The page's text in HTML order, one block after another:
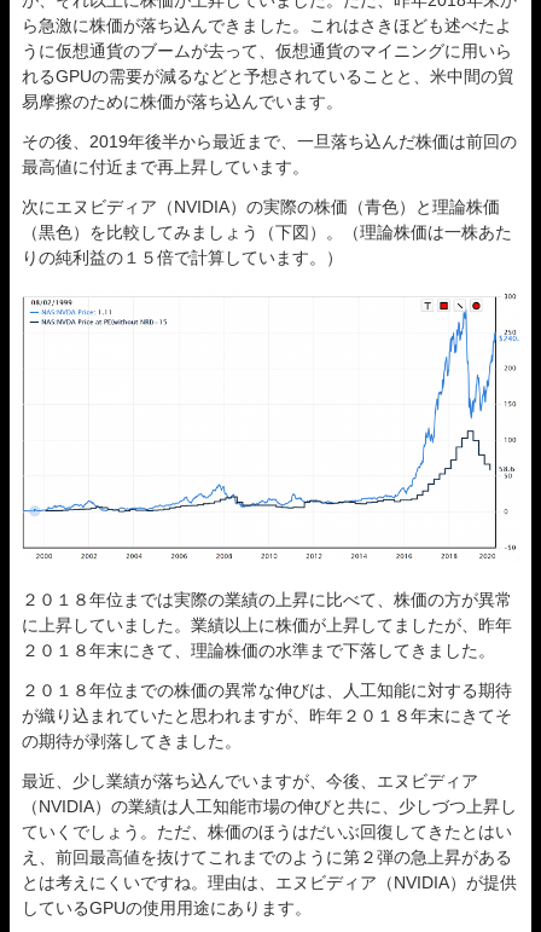
ら急激に株価が落ち込んできました。これはさきほども述べたよ
うに仮想通貨のブームが去って、仮想通貨のマイニングに用いら
れるGPUの需要が減るなどと予想されていることと、米中間の貿
易摩擦のために株価が落ち込んでいます。
その後、2019年後半から最近まで、一旦落ち込んだ株価は前回の
最高値に付近まで再上昇しています。
次にエヌビディア（NVIDIA）の実際の株価（青色）と理論株価
（黒色）を比較してみましょう（下図）。（理論株価は一株あた
りの純利益の１５倍で計算しています。）
２０１８年位までは実際の業績の上昇に比べて、株価の方が異常
に上昇していました。業績以上に株価が上昇してましたが、昨年
２０１８年末にきて、理論株価の水準まで下落してきました。
２０１８年位までの株価の異常な伸びは、人工知能に対する期待
が織り込まれていたと思われますが、昨年２０１８年末にきてそ
の期待が剥落してきました。
最近、少し業績が落ち込んでいますが、今後、エヌビディア
（NVIDIA）の業績は人工知能市場の伸びと共に、少しづつ上昇し
ていくでしょう。ただ、株価のほうはだいぶ回復してきたとはい
え、前回最高値を抜けてこれまでのように第２弾の急上昇がある
とは考えにくいですね。理由は、エヌビディア（NVIDIA）が提供
しているGPUの使用用途にあります。